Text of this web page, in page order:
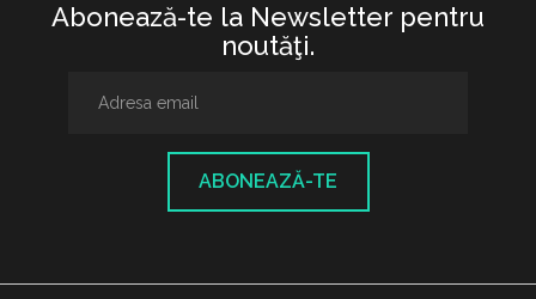
Abonează-te la Newsletter pentru
noutăţi.
ABONEAZĂ-TE